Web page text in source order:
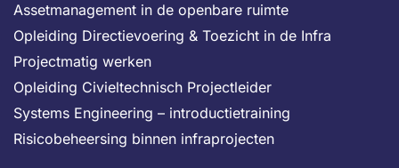
Assetmanagement in de openbare ruimte
Opleiding Directievoering & Toezicht in de Infra
Projectmatig werken
Opleiding Civieltechnisch Projectleider
Systems Engineering – introductietraining
Risicobeheersing binnen infraprojecten